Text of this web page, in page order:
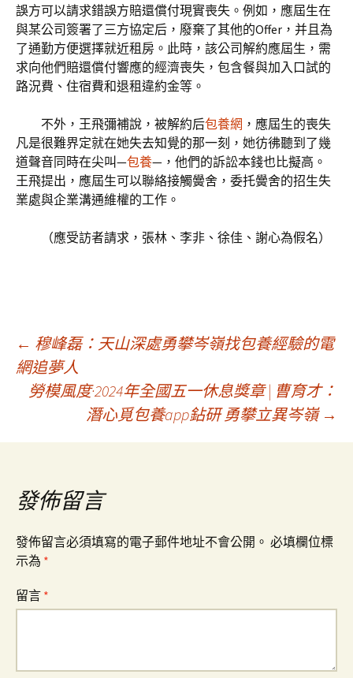
誤方可以請求錯誤方賠還償付現實喪失。例如，應屆生在
與某公司簽署了三方協定后，廢棄了其他的Offer，并且為
了通勤方便選擇就近租房。此時，該公司解約應屆生，需
求向他們賠還償付響應的經濟喪失，包含餐與加入口試的
路況費、住宿費和退租違約金等。
不外，王飛彌補說，被解約后包養網 ，應屆生的喪失
凡是很難界定就在她失去知覺的那一刻，她彷彿聽到了幾
道聲音同時在尖叫—包養—，他們的訴訟本錢也比擬高。
王飛提出，應屆生可以聯絡接觸黌舍，委托黌舍的招生失
業處與企業溝通維權的工作。
（應受訪者請求，張林、李非、徐佳、謝心為假名）
文
章
導
覽
← 穆峰磊：天山深處勇攀岑嶺找包養經驗的電
網追夢人
勞模風度·2024年全國五一休息獎章 | 曹育才：
潛心覓包養app鉆研 勇攀立異岑嶺 →
發佈留言
發佈留言必須填寫的電子郵件地址不會公開。 必填欄位標
示為 *
留言 *